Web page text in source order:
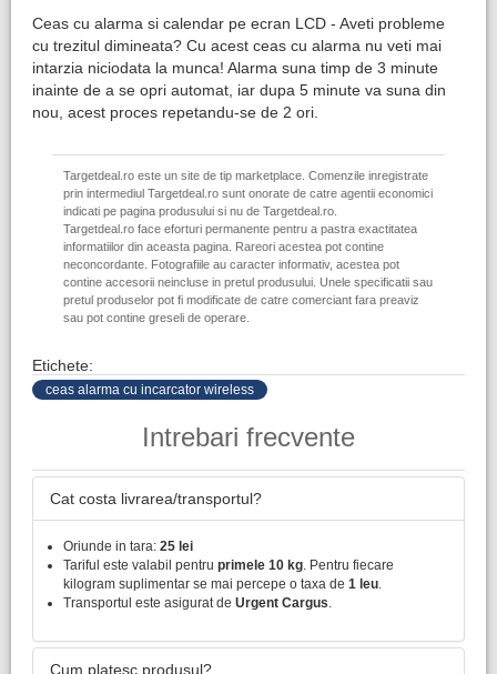
Ceas cu alarma si calendar pe ecran LCD - Aveti probleme
cu trezitul dimineata? Cu acest ceas cu alarma nu veti mai
intarzia niciodata la munca! Alarma suna timp de 3 minute
inainte de a se opri automat, iar dupa 5 minute va suna din
nou, acest proces repetandu-se de 2 ori.
Targetdeal.ro este un site de tip marketplace. Comenzile inregistrate
prin intermediul Targetdeal.ro sunt onorate de catre agentii economici
indicati pe pagina produsului si nu de Targetdeal.ro.
Targetdeal.ro face eforturi permanente pentru a pastra exactitatea
informatiilor din aceasta pagina. Rareori acestea pot contine
neconcordante. Fotografiile au caracter informativ, acestea pot
contine accesorii neincluse in pretul produsului. Unele specificatii sau
pretul produselor pot fi modificate de catre comerciant fara preaviz
sau pot contine greseli de operare.
Etichete:
ceas alarma cu incarcator wireless
Intrebari frecvente
Cat costa livrarea/transportul?
Oriunde in tara: 25 lei
Tariful este valabil pentru primele 10 kg. Pentru fiecare
kilogram suplimentar se mai percepe o taxa de 1 leu.
Transportul este asigurat de Urgent Cargus.
Cum platesc produsul?